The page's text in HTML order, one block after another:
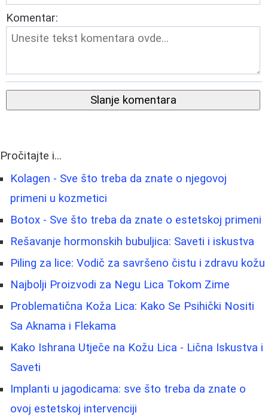
Komentar:
Slanje komentara
Pročitajte i...
Kolagen - Sve što treba da znate o njegovoj
primeni u kozmetici
Botox - Sve što treba da znate o estetskoj primeni
Rešavanje hormonskih bubuljica: Saveti i iskustva
Piling za lice: Vodič za savršeno čistu i zdravu kožu
Najbolji Proizvodi za Negu Lica Tokom Zime
Problematična Koža Lica: Kako Se Psihički Nositi
Sa Aknama i Flekama
Kako Ishrana Utječe na Kožu Lica - Lična Iskustva i
Saveti
Implanti u jagodicama: sve što treba da znate o
ovoj estetskoj intervenciji